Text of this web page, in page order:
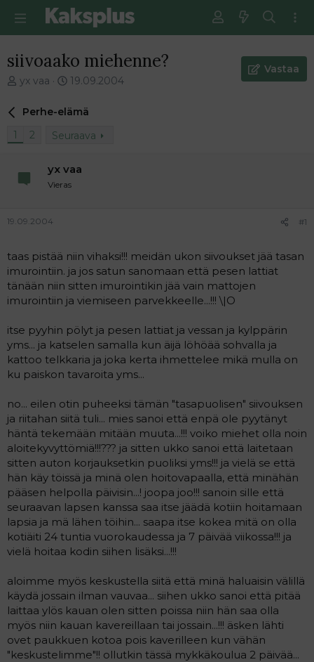
siivoaako miehenne?
V
e
i
e
t
n
l
o
t
t
j
a
yx vaa
E
s
m
i
n
e
s
i
19.09.2004
Vastaa
Perhe-elämä
1
2 Seuraava
yx vaa
Vieras
19.09.2004 #1
taas pistää niin vihaksi!!! meidän ukon siivoukset jää tasan
imurointiin. ja jos satun sanomaan että pesen lattiat
tänään niin sitten imurointikin jää vain mattojen
imurointiin ja viemiseen parvekkeelle...!!! \|O
itse pyyhin pölyt ja pesen lattiat ja vessan ja kylppärin
yms... ja katselen samalla kun äijä löhöää sohvalla ja
kattoo telkkaria ja joka kerta ihmettelee mikä mulla on
ku paiskon tavaroita yms...
no... eilen otin puheeksi tämän "tasapuolisen" siivouksen
ja riitahan siitä tuli... mies sanoi että enpä ole pyytänyt
häntä tekemään mitään muuta...!!! voiko miehet olla noin
aloitekyvyttömiä!!!??? ja sitten ukko sanoi että laitetaan
sitten auton korjauksetkin puoliksi yms!!! ja vielä se että
hän käy töissä ja minä olen hoitovapaalla, että minähän
pääsen helpolla päivisin...! joopa joo!!! sanoin sille että
seuraavan lapsen kanssa saa itse jäädä kotiin hoitamaan
lapsia ja mä lähen töihin... saapa itse kokea mitä on olla
kotiäiti 24 tuntia vuorokaudessa ja 7 päivää viikossa!!! ja
vielä hoitaa kodin siihen lisäksi...!!!
aloimme myös keskustella siitä että minä haluaisin välillä
käydä jossain ilman vauvaa... siihen ukko sanoi että pitää
laittaa ylös kauan olen sitten poissa niin hän saa olla
myös niin kauan kavereillaan tai jossain...!!! äsken lähti
ovet paukkuen kotoa pois kaverilleen kun vähän
"keskustelimme"!! ollutkin tässä mykkäkoulua 2 päivää...